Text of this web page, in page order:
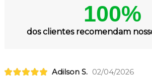
100%
dos clientes recomendam
Adilson S. 02/04/2026